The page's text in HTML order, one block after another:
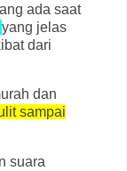
ada saat
yang jelas
dari
dan
sampai
suara